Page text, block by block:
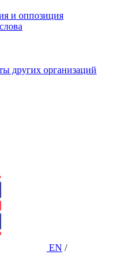
и оппозиция
других организаций
EN /